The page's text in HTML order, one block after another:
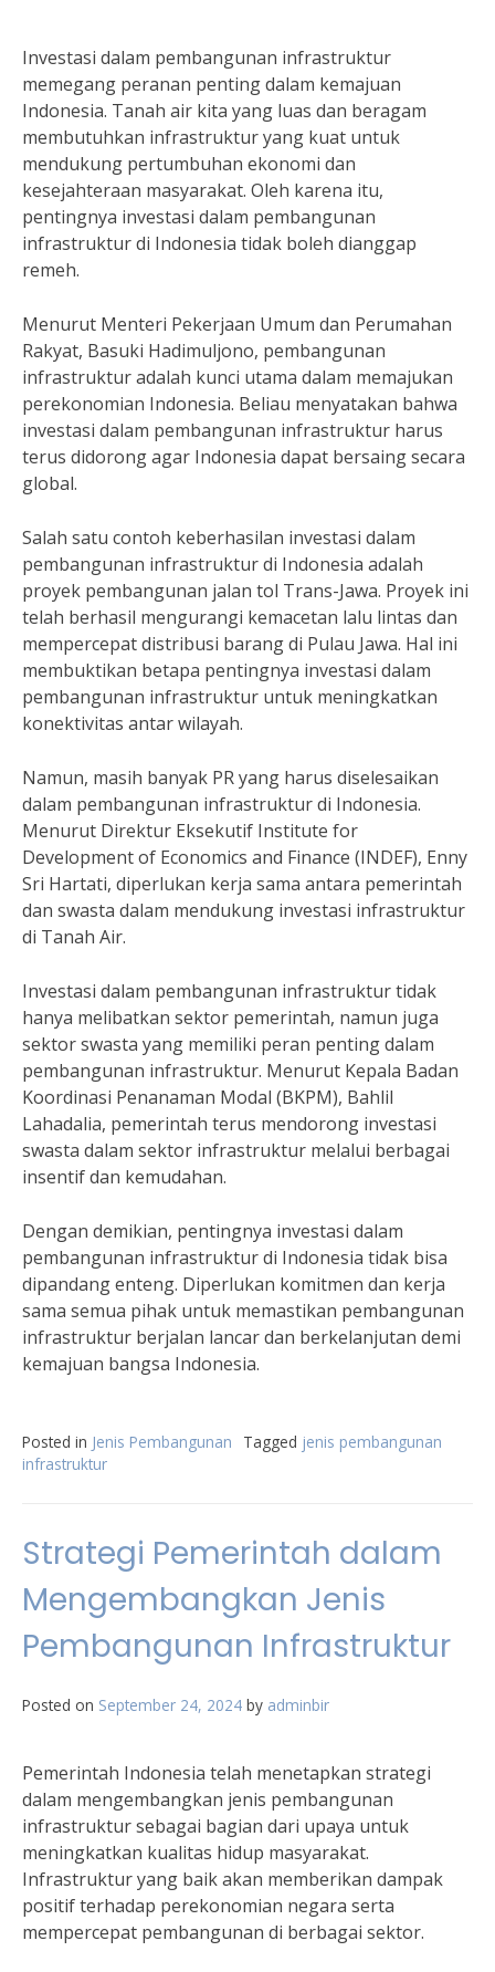
Investasi dalam pembangunan infrastruktur
memegang peranan penting dalam kemajuan
Indonesia. Tanah air kita yang luas dan beragam
membutuhkan infrastruktur yang kuat untuk
mendukung pertumbuhan ekonomi dan
kesejahteraan masyarakat. Oleh karena itu,
pentingnya investasi dalam pembangunan
infrastruktur di Indonesia tidak boleh dianggap
remeh.
Menurut Menteri Pekerjaan Umum dan Perumahan
Rakyat, Basuki Hadimuljono, pembangunan
infrastruktur adalah kunci utama dalam memajukan
perekonomian Indonesia. Beliau menyatakan bahwa
investasi dalam pembangunan infrastruktur harus
terus didorong agar Indonesia dapat bersaing secara
global.
Salah satu contoh keberhasilan investasi dalam
pembangunan infrastruktur di Indonesia adalah
proyek pembangunan jalan tol Trans-Jawa. Proyek ini
telah berhasil mengurangi kemacetan lalu lintas dan
mempercepat distribusi barang di Pulau Jawa. Hal ini
membuktikan betapa pentingnya investasi dalam
pembangunan infrastruktur untuk meningkatkan
konektivitas antar wilayah.
Namun, masih banyak PR yang harus diselesaikan
dalam pembangunan infrastruktur di Indonesia.
Menurut Direktur Eksekutif Institute for
Development of Economics and Finance (INDEF), Enny
Sri Hartati, diperlukan kerja sama antara pemerintah
dan swasta dalam mendukung investasi infrastruktur
di Tanah Air.
Investasi dalam pembangunan infrastruktur tidak
hanya melibatkan sektor pemerintah, namun juga
sektor swasta yang memiliki peran penting dalam
pembangunan infrastruktur. Menurut Kepala Badan
Koordinasi Penanaman Modal (BKPM), Bahlil
Lahadalia, pemerintah terus mendorong investasi
swasta dalam sektor infrastruktur melalui berbagai
insentif dan kemudahan.
Dengan demikian, pentingnya investasi dalam
pembangunan infrastruktur di Indonesia tidak bisa
dipandang enteng. Diperlukan komitmen dan kerja
sama semua pihak untuk memastikan pembangunan
infrastruktur berjalan lancar dan berkelanjutan demi
kemajuan bangsa Indonesia.
Posted in Jenis Pembangunan Tagged jenis pembangunan
infrastruktur
Strategi Pemerintah dalam
Mengembangkan Jenis
Pembangunan Infrastruktur
Posted on September 24, 2024 by adminbir
Pemerintah Indonesia telah menetapkan strategi
dalam mengembangkan jenis pembangunan
infrastruktur sebagai bagian dari upaya untuk
meningkatkan kualitas hidup masyarakat.
Infrastruktur yang baik akan memberikan dampak
positif terhadap perekonomian negara serta
mempercepat pembangunan di berbagai sektor.